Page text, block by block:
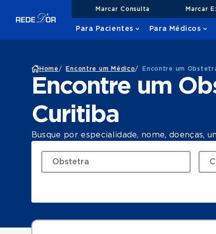
Marcar Consulta Marcar
Para Pacientes Para Médicos
Home / Encontre um Médico/ Encontre um
Encontre um
Curitiba
Busque por especialidade, nome, doenças,